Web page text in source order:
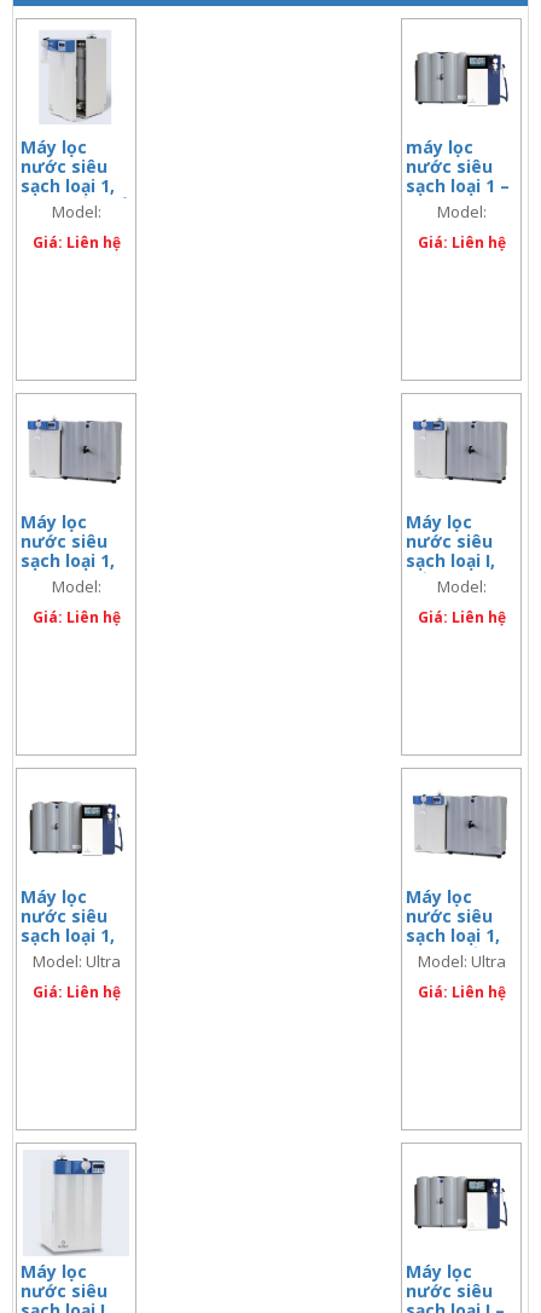
Máy lọc
nước siêu
sạch loại 1,
nước tiền xử
lý, 1.5 lit/
phút
Model:
LaboStar PRO
Giá: Liên hệ
máy lọc
nước siêu
sạch loại 1 –
Ultra Clear
TP TWF EDI
Model:
UltraClear TP
Giá: Liên hệ
Máy lọc
nước siêu
sạch loại 1,
có đèn UV,
nước tiền xử
lý, 1.5 lit/
Model:
LaboStar PRO
Giá: Liên hệ
Máy lọc
nước siêu
sạch loại I,
cấp nước
máy/ nước
nguồn, có
Model:
LaboStar PRO
Giá: Liên hệ
Máy lọc
nước siêu
sạch loại 1,
nước máy –
nước nguồn,
loại 30 lít,
Model: Ultra
Clear TP TWF
Giá: Liên hệ
Máy lọc
nước siêu
sạch loại 1,
nước cấp
tiến xử lý,
cảm ứng, có
Model: Ultra
Clear TP UV UF
Giá: Liên hệ
Máy lọc
nước siêu
Máy lọc
nước siêu